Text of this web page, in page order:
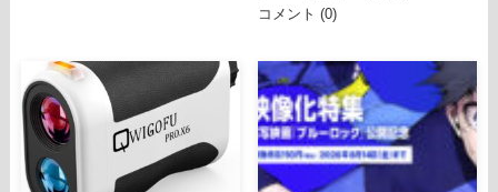
コメント (0)